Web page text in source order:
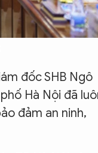
đốc SHB Ngô
Hà Nội đã
đảm an ninh,